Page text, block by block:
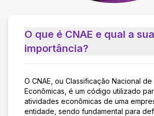
O que é CNAE e qual a sua
importância?
O CNAE, ou Classificação Nacional
Econômicas, é um código utilizado
atividades econômicas de uma
entidade, sendo fundamental para